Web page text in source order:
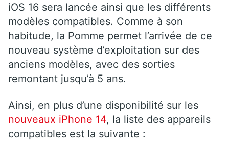
iOS 16 sera lancée ainsi que les différents
modèles compatibles. Comme à son
habitude, la Pomme permet l’arrivée de ce
nouveau système d’exploitation sur des
anciens modèles, avec des sorties
remontant jusqu’à 5 ans.
Ainsi, en plus d’une disponibilité sur les
nouveaux iPhone 14, la liste des appareils
compatibles est la suivante :